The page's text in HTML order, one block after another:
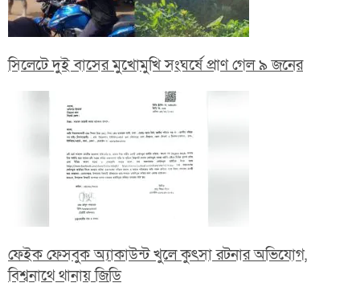
সিলেটে দুই বাসের মুখোমুখি সংঘর্ষে প্রাণ গেল ৯ জনের
ফেইক ফেসবুক অ্যাকাউন্ট খুলে কুৎসা রটনার অভিযোগ,
বিশ্বনাথে থানায় জিডি